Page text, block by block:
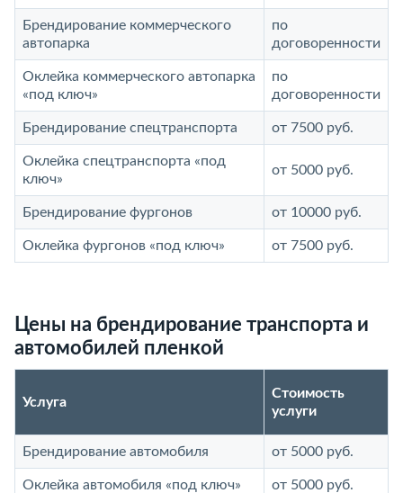
Брендирование коммерческого
автопарка
по
договоренности
Оклейка коммерческого автопарка
«под ключ»
по
договоренности
Брендирование спецтранспорта от 7500 руб.
Оклейка спецтранспорта «под
ключ»
от 5000 руб.
Брендирование фургонов от 10000 руб.
Оклейка фургонов «под ключ» от 7500 руб.
Цены на брендирование транспорта и
автомобилей пленкой
Услуга
Стоимость
услуги
Брендирование автомобиля от 5000 руб.
Оклейка автомобиля «под ключ» от 5000 руб.